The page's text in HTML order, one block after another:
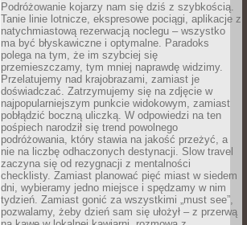
Podróżowanie kojarzy nam się dziś z szybkością.
Tanie linie lotnicze, ekspresowe pociągi, aplikacje z
natychmiastową rezerwacją noclegu – wszystko
ma być błyskawiczne i optymalne. Paradoks
polega na tym, że im szybciej się
przemieszczamy, tym mniej naprawdę widzimy.
Przelatujemy nad krajobrazami, zamiast je
doświadczać. Zatrzymujemy się na zdjęcie w
najpopularniejszym punkcie widokowym, zamiast
pobłądzić boczną uliczką. W odpowiedzi na ten
pośpiech narodził się trend powolnego
podróżowania, który stawia na jakość przeżyć, a
nie na liczbę odhaczonych destynacji. Slow travel
zaczyna się od rezygnacji z mentalności
checklisty. Zamiast planować pięć miast w siedem
dni, wybieramy jedno miejsce i spędzamy w nim
tydzień. Zamiast gonić za wszystkimi „must see”,
pozwalamy, żeby dzień sam się ułożył – z przerwą